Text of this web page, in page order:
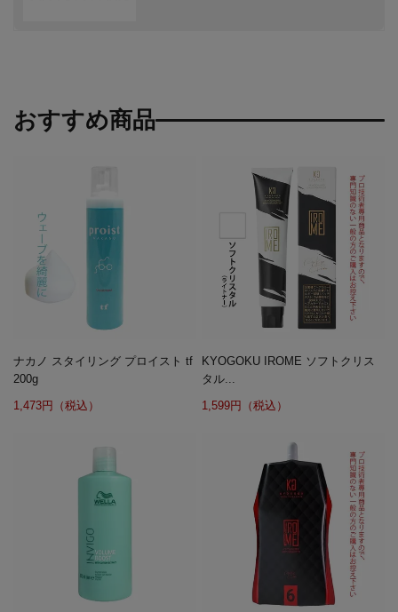
おすすめ商品
ナカノ スタイリング プロイスト tf
200g
1,473円（税込）
KYOGOKU IROME ソフトクリス
タル...
1,599円（税込）